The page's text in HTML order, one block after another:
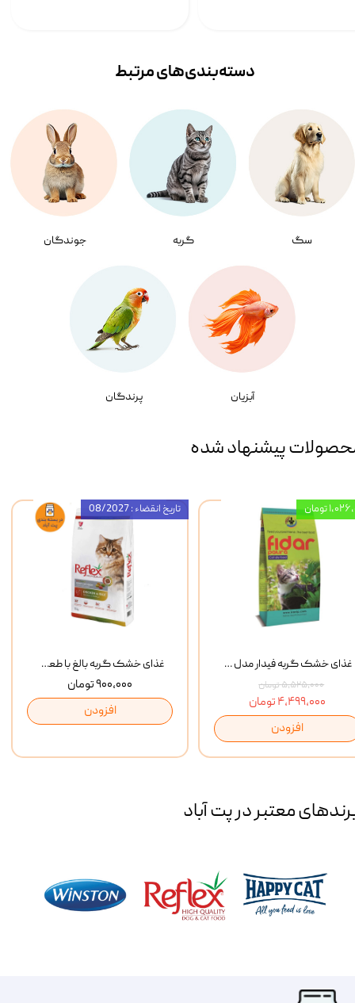
سگ گربه جوندگان
آبزیان پرندگان
دسته‌بندی‌‌های مرتبط
پیشنهاد شده
غذای خشک گربه بالغ با طعم مرغ و برنج رفلکس Reflex Multi Color Chicken And Rice وزن 1 کیلوگرم
۹۰۰,۰۰۰ تومان
افزودن
تاریخ انقضاء : 08/2027
غذای خشک گربه فیدار مدل Adult وزن 10 کیلوگرم
۵,۵۲۵,۰۰۰ تومان
۴,۴۹۹,۰۰۰ تومان
افزودن
تومان
معتبر در پت آباد